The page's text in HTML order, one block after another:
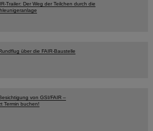
Trailer: Der Weg der Teilchen durch die
über die FAIR-Baustelle
von GSI/FAIR –
Termin buchen!